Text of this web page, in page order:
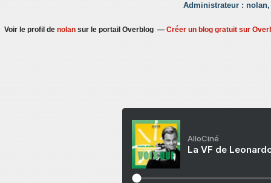
Administrateur :
Voir le profil de nolan sur le portail Overblog Créer un blog gratuit sur
AlloCiné
La VF de